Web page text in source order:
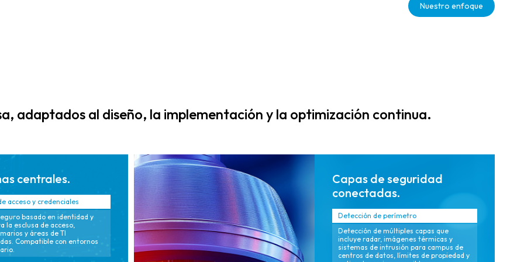
automatizada
para auditorías.
consistente, lo
que reduce la
la
implementación.
gestión y
reducen el costo
propiedad
(TCO).
redundantes y
minimizando el
(MTTR) para
Nuestro enfoque
adaptados al diseño, la implementación y la optimización continua.
centrales.
acceso y credenciales
basado en identidad y
la esclusa de acceso,
y áreas de TI
Compatible con entornos
Capas de seguridad
conectadas.
Detección de perímetro
Detección de múltiples capas que
incluye radar, imágenes térmicas y
sistemas de intrusión para campus de
centros de datos, límites de propiedad y